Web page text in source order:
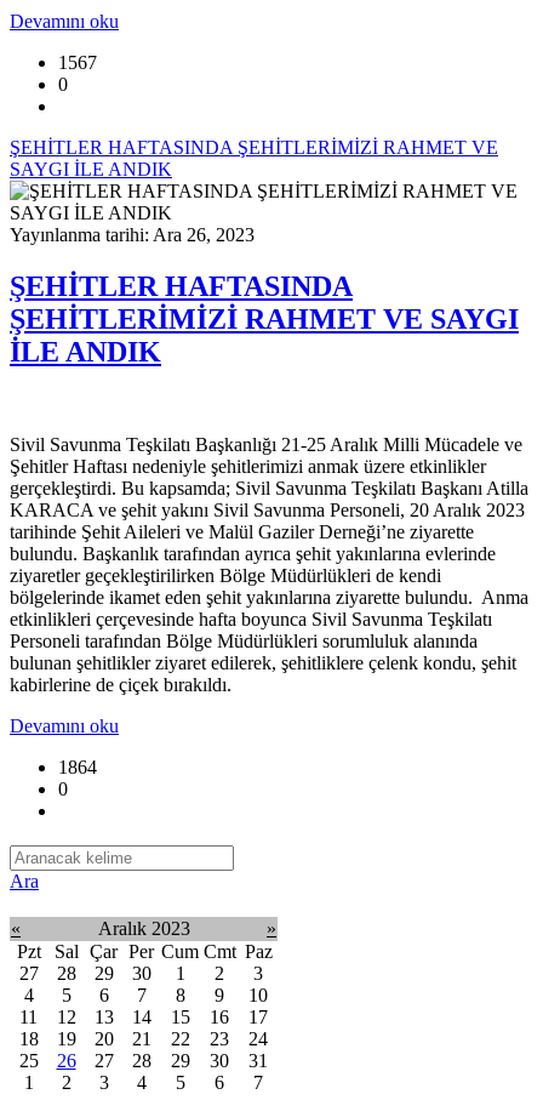
Devamını oku
1567
0
ŞEHİTLER HAFTASINDA ŞEHİTLERİMİZİ RAHMET VE
SAYGI İLE ANDIK
Yayınlanma tarihi: Ara 26, 2023
ŞEHİTLER HAFTASINDA
ŞEHİTLERİMİZİ RAHMET VE SAYGI
İLE ANDIK
Sivil Savunma Teşkilatı Başkanlığı 21-25 Aralık Milli Mücadele ve
Şehitler Haftası nedeniyle şehitlerimizi anmak üzere etkinlikler
gerçekleştirdi. Bu kapsamda; Sivil Savunma Teşkilatı Başkanı Atilla
KARACA ve şehit yakını Sivil Savunma Personeli, 20 Aralık 2023
tarihinde Şehit Aileleri ve Malül Gaziler Derneği’ne ziyarette
bulundu. Başkanlık tarafından ayrıca şehit yakınlarına evlerinde
ziyaretler geçekleştirilirken Bölge Müdürlükleri de kendi
bölgelerinde ikamet eden şehit yakınlarına ziyarette bulundu. Anma
etkinlikleri çerçevesinde hafta boyunca Sivil Savunma Teşkilatı
Personeli tarafından Bölge Müdürlükleri sorumluluk alanında
bulunan şehitlikler ziyaret edilerek, şehitliklere çelenk kondu, şehit
kabirlerine de çiçek bırakıldı.
Devamını oku
1864
0
Ara
« Aralık 2023
»
Pzt
Sal Çar Per Cum Cmt Paz
27
28 29 30 1 2
3
4
5 6 7 8 9
10
11
12 13 14 15 16
17
18
19 20 21 22 23
24
25
26 27 28 29 30
31
1
2 3 4 5 6 7